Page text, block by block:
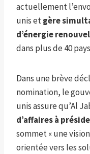
actuellement
unis etgère
d’énergie
dans plus de 40
Dans une brève
nomination, le
unis assure qu’Al
d’affaires à
sommet « une
orientée vers les